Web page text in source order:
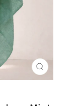
SLUIT
(ESC)